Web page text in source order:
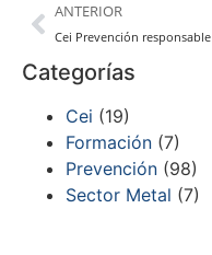
ANTERIOR
Categorías
Cei (19)
Formación (7)
Prevención (98)
Sector Metal (7)